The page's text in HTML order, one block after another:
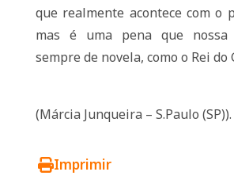
que realmente acontece com o
mas é uma pena que nossa
sempre de novela, como o Rei do
(Márcia Junqueira – S.Paulo (SP)).
Imprimir